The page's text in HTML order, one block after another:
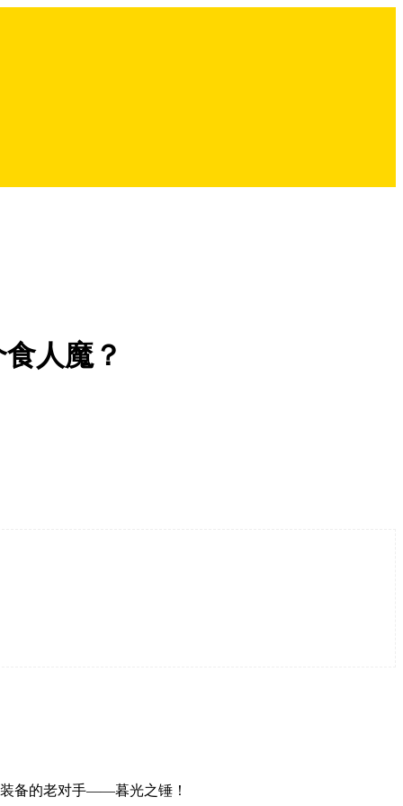
人魔？
备的老对手——暮光之锤！